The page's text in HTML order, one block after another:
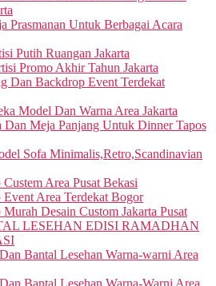
Prasmanan Untuk Berbagai Acara
Putih Ruangan Jakarta
Promo Akhir Tahun Jakarta
Dan Backdrop Event Terdekat
Model Dan Warna Area Jakarta
Dan Meja Panjang Untuk Dinner Tapos
Sofa Minimalis,Retro,Scandinavian
Area Pusat Bekasi
Event Area Terdekat Bogor
Desain Custom Jakarta Pusat
LESEHAN EDISI RAMADHAN
Bantal Lesehan Warna-warni Area
Bantal Lesehan Warna-Warni Area